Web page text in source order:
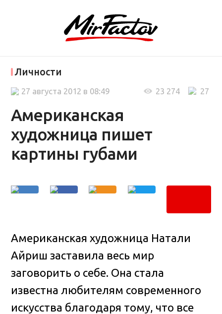
Личности
Американская
художница пишет
картины губами
27
23 274
27 августа 2012 в 08:49
Американская художница Натали
Айриш заставила весь мир
заговорить о себе. Она стала
известна любителям современного
искусства благодаря тому, что все